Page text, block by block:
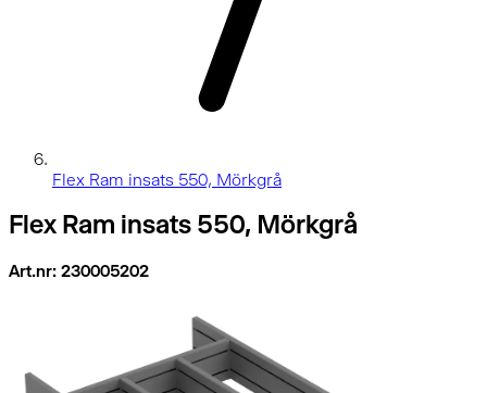
Flex Ram insats 550, Mörkgrå
Flex Ram insats 550, Mörkgrå
Art.nr: 230005202